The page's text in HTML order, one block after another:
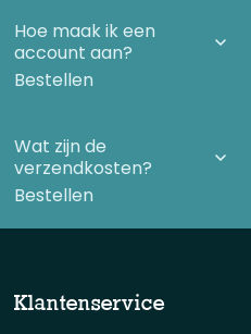
Hoe maak ik een
account aan?
Bestellen
Wat zijn de
verzendkosten?
Bestellen
Klantenservice